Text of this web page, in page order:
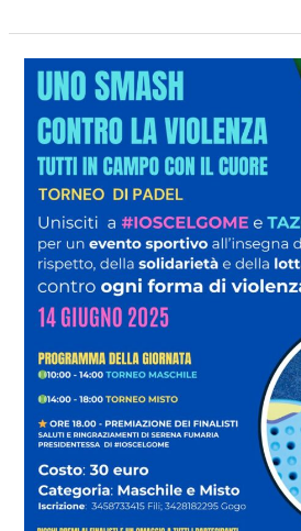
Uno
smash
contro
violenza
Torneo
solidale
padel